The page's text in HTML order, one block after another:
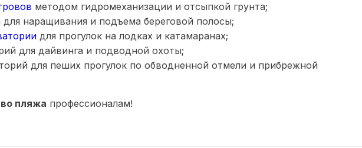
методом гидромеханизации и отсыпкой грунта;
наращивания и подъема береговой полосы;
для прогулок на лодках и катамаранах;
для дайвинга и подводной охоты;
для пеших прогулок по обводненной отмели и прибрежной
пляжа профессионалам!